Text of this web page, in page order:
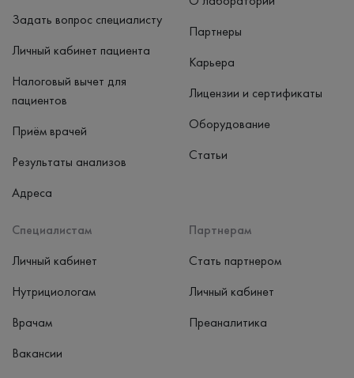
Задать вопрос специалисту
Личный кабинет пациента
Налоговый вычет для
пациентов
Приём врачей
Результаты анализов
Адреса
Специалистам
Личный кабинет
Нутрициологам
Врачам
Вакансии
Партнерам
Стать партнером
Личный кабинет
Преаналитика
Партнеры
Карьера
Лицензии и сертификаты
Оборудование
Статьи